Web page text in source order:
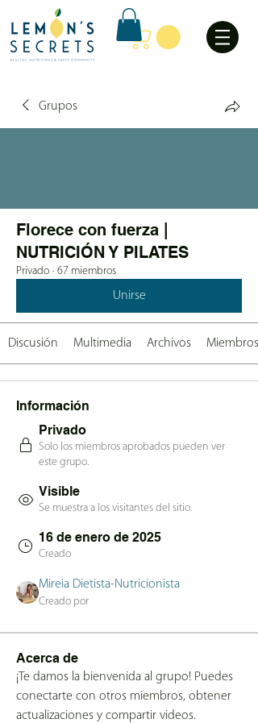
Grupos
Florece con fuerza |
NUTRICIÓN Y PILATES
Privado · 67 miembros
Unirse
Discusión Multimedia Archivos Miembros
Información
Privado
Solo los miembros aprobados pueden ver
este grupo.
Visible
Se muestra a los visitantes del sitio.
16 de enero de 2025
Creado
Mireia Dietista-Nutricionista
Creado por
Acerca de
¡Te damos la bienvenida al grupo! Puedes
conectarte con otros miembros, obtener
actualizaciones y compartir videos.